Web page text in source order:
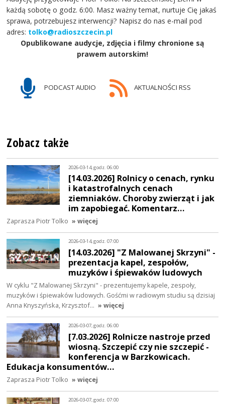
każdą sobotę o godz. 6:00. Masz ważny temat, nurtuje Cię jakaś
sprawa, potrzebujesz interwencji? Napisz do nas e-mail pod
adres: tolko@radioszczecin.pl
Opublikowane audycje, zdjęcia i filmy chronione są
prawem autorskim!
PODCAST AUDIO AKTUALNOŚCI RSS
Zobacz także
2026-03-14, godz. 06:00
[14.03.2026] Rolnicy o cenach, rynku
i katastrofalnych cenach
ziemniaków. Choroby zwierząt i jak
im zapobiegać. Komentarz…
Zaprasza Piotr Tolko » więcej
2026-03-14, godz. 07:00
[14.03.2026] "Z Malowanej Skrzyni" -
prezentacja kapel, zespołów,
muzyków i śpiewaków ludowych
W cyklu "Z Malowanej Skrzyni" - prezentujemy kapele, zespoły,
muzyków i śpiewaków ludowych. Gośćmi w radiowym studiu są dzisiaj
Anna Knyszyńska, Krzysztof… » więcej
2026-03-07, godz. 06:00
[7.03.2026] Rolnicze nastroje przed
wiosną. Szczepić czy nie szczepić -
konferencja w Barzkowicach.
Edukacja konsumentów…
Zaprasza Piotr Tolko » więcej
2026-03-07, godz. 07:00